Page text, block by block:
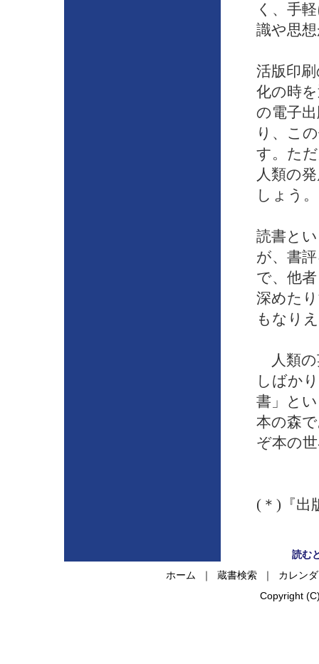
く、手
識や思
活版印
化の時
の電子
り、こ
す。た
人類の
しょう。
読書と
が、書
で、他
深めた
もなり
人類の
しばか
書」と
本の森
ぞ本の
(＊)『出
読む
ホーム ｜ 蔵書検索 ｜ カレン
Copyright